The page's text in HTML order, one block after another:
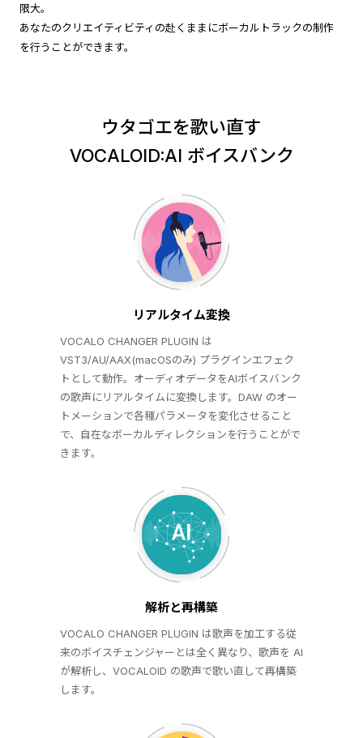
限大。
あなたのクリエイティビティの赴くままにボーカルトラックの制作
を行うことができます。
ウタゴエを歌い直す
VOCALOID:AI ボイスバンク
リアルタイム変換
VOCALO CHANGER PLUGIN は
VST3/AU/AAX(macOSのみ) プラグインエフェク
トとして動作。オーディオデータをAIボイスバンク
の歌声にリアルタイムに変換します。DAW のオー
トメーションで各種パラメータを変化させること
で、自在なボーカルディレクションを行うことがで
きます。
解析と再構築
VOCALO CHANGER PLUGIN は歌声を加工する従
来のボイスチェンジャーとは全く異なり、歌声を AI
が解析し、VOCALOID の歌声で歌い直して再構築
します。